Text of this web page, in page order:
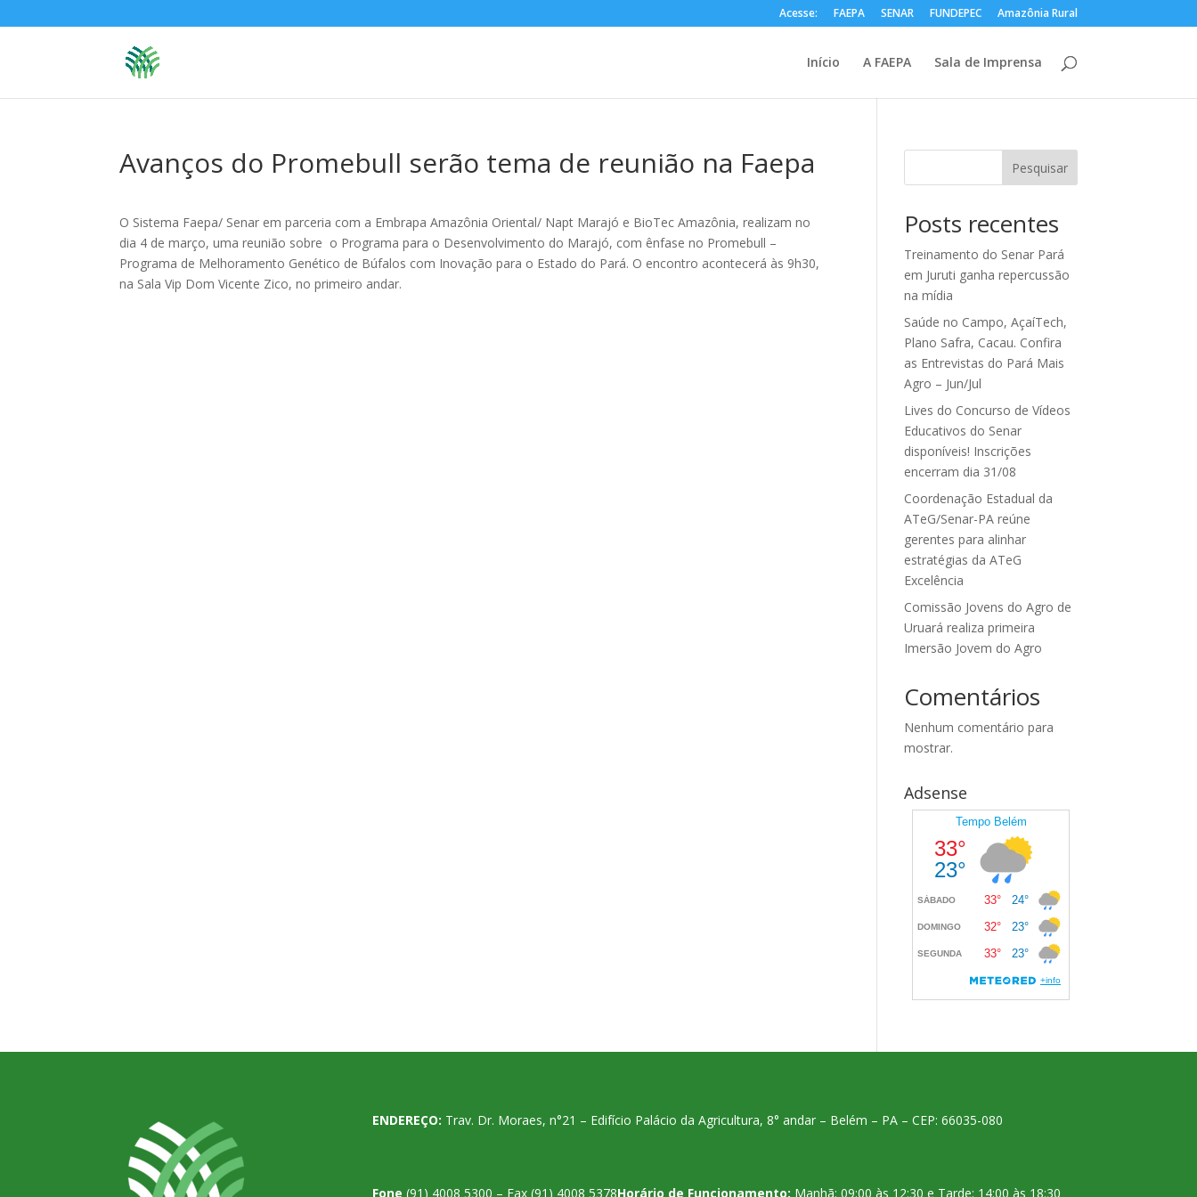
Acesse: FAEPA SENAR FUNDEPEC Amazônia Rural
Início A FAEPA Sala de Imprensa
Avanços do Promebull serão tema de reunião na Faepa
O Sistema Faepa/ Senar em parceria com a Embrapa Amazônia Oriental/ Napt Marajó e BioTec Amazônia, realizam no
dia 4 de março, uma reunião sobre o Programa para o Desenvolvimento do Marajó, com ênfase no Promebull –
Programa de Melhoramento Genético de Búfalos com Inovação para o Estado do Pará. O encontro acontecerá às 9h30,
na Sala Vip Dom Vicente Zico, no primeiro andar.
Pesquisar
Posts recentes
Treinamento do Senar Pará
em Juruti ganha repercussão
na mídia
Saúde no Campo, AçaíTech,
Plano Safra, Cacau. Confira
as Entrevistas do Pará Mais
Agro – Jun/Jul
Lives do Concurso de Vídeos
Educativos do Senar
disponíveis! Inscrições
encerram dia 31/08
Coordenação Estadual da
ATeG/Senar-PA reúne
gerentes para alinhar
estratégias da ATeG
Excelência
Comissão Jovens do Agro de
Uruará realiza primeira
Imersão Jovem do Agro
Comentários
Nenhum comentário para
mostrar.
Adsense
ENDEREÇO: Trav. Dr. Moraes, n°21 – Edifício Palácio da Agricultura, 8° andar – Belém – PA – CEP: 66035-080
Fone (91) 4008 5300 – Fax (91) 4008 5378Horário de Funcionamento: Manhã: 09:00 às 12:30 e Tarde: 14:00 às 18:30